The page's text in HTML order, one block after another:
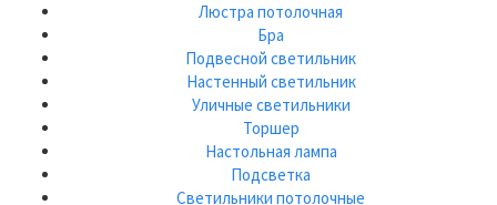
Люстра потолочная
Бра
Подвесной светильник
Настенный светильник
Уличные светильники
Торшер
Настольная лампа
Подсветка
Светильники потолочные